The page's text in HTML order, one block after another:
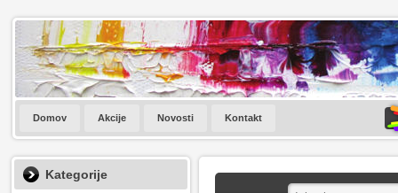
Domov Akcije Novosti Kontakt
Kategorije